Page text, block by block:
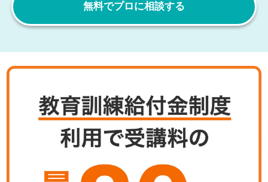
無料でプロに相談する